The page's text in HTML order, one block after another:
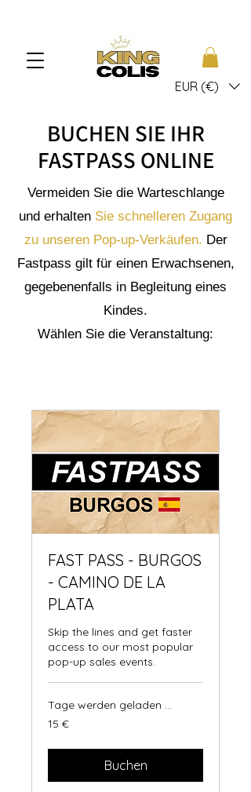
EUR (€)
BUCHEN SIE IHR
FASTPASS ONLINE
Vermeiden Sie die Warteschlange
und erhalten Sie schnelleren Zugang
zu unseren Pop-up-Verkäufen. Der
Fastpass gilt für einen Erwachsenen,
gegebenenfalls in Begleitung eines
Kindes.
Wählen Sie die Veranstaltung:
FAST PASS - BURGOS
- CAMINO DE LA
PLATA
Skip the lines and get faster
access to our most popular
pop-up sales events.
Tage werden geladen ...
15
Euro
15 €
Buchen